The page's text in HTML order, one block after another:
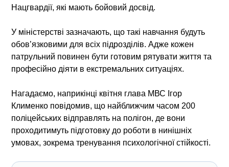
Нацгвардії, які мають бойовий досвід.
У міністерстві зазначають, що такі навчання будуть
обов’язковими для всіх підрозділів. Адже кожен
патрульний повинен бути готовим рятувати життя та
професійно діяти в екстремальних ситуаціях.
Нагадаємо, наприкінці квітня глава МВС Ігор
Клименко повідомив, що найближчим часом 200
поліцейських відправлять на полігон, де вони
проходитимуть підготовку до роботи в нинішніх
умовах, зокрема тренування психологічної стійкості.